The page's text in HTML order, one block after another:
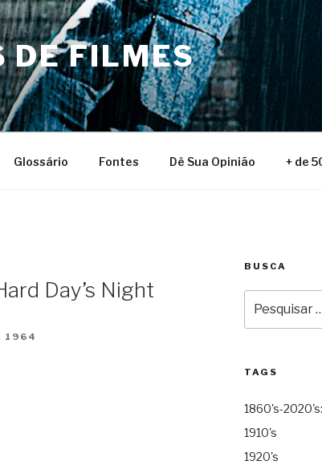
DE FILMES
Glossário Fontes Dê Sua Opinião + de
Day’s Night
1964
BUSCA
por:
TAGS
1860's-
1910's
1920's